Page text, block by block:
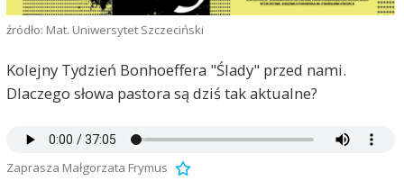
źródło: Mat. Uniwersytet Szczeciński
Kolejny Tydzień Bonhoeffera "Ślady" przed nami.
Dlaczego słowa pastora są dziś tak aktualne?
Zaprasza Małgorzata Frymus